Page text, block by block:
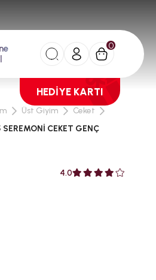
0
HEDİYE KARTI
Üst Giyim
Ceket
CEKET GENÇ
4.0